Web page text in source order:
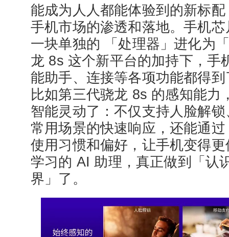
能成为人人都能体验到的新标
手机市场的渗透和落地。手机
一块单独的 「处理器」进化为
龙 8s 这个新平台的加持下，手
能助手、连接等各项功能都得
比如第三代骁龙 8s 的感知能力
智能灵动了：不仅支持人脸解
常用场景的快速响应，还能通
使用习惯和偏好，让手机变得
学习的 AI 助理，真正做到「认
界」了。